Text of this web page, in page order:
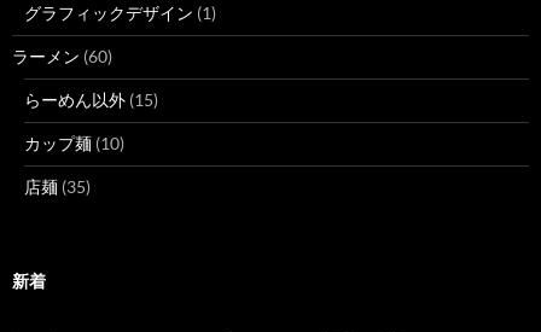
グラフィックデザイン (1)
ラーメン (60)
らーめん以外 (15)
カップ麺 (10)
店麺 (35)
新着